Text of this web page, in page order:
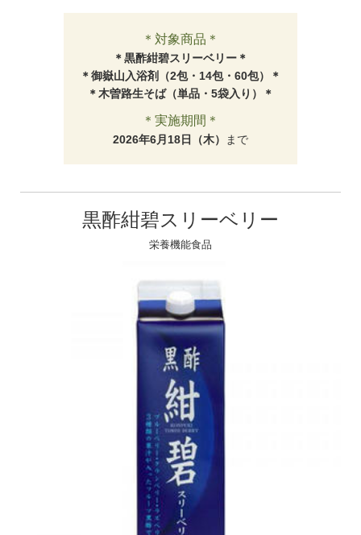
＊対象商品＊
＊黒酢紺碧スリーベリー＊
＊御嶽山入浴剤（2包・14包・60包）＊
＊木曽路生そば（単品・5袋入り）＊
＊実施期間＊
2026年6月18日（木） まで
黒酢紺碧スリーベリー
栄養機能食品